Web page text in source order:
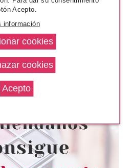
BABARIA
ON CERO 50 ML
Acepto.
información